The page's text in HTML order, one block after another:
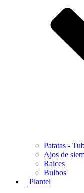
Patatas -
Ajos de
Raices
Bulbos
Plantel